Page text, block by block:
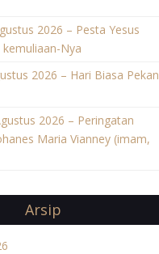
2026 – Pesta Yesus
Nya
2026 – Hari Biasa Pekan
2026 – Peringatan
Maria Vianney (imam,
Arsip